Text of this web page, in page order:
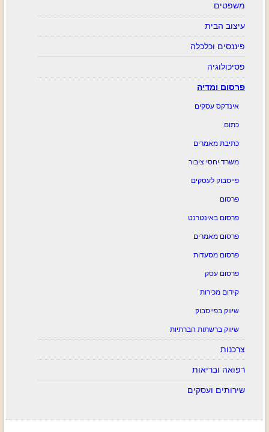
משפטים
עיצוב הבית
פיננסים וכלכלה
פסיכולוגיה
פרסום ומדיה
אינדקס עסקים
כתום
כתיבת מאמרים
משרד יחסי ציבור
פייסבוק לעסקים
פרסום
פרסום באינטרנט
פרסום מאמרים
פרסום מסעדות
פרסום עסק
קידום מכירות
שיווק בפייסבוק
שיווק ברשתות חברתיות
צרכנות
רפואה ובריאות
שירותים ועסקים